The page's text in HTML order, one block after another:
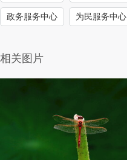
政务服务中心 为民服务中心
相关图片